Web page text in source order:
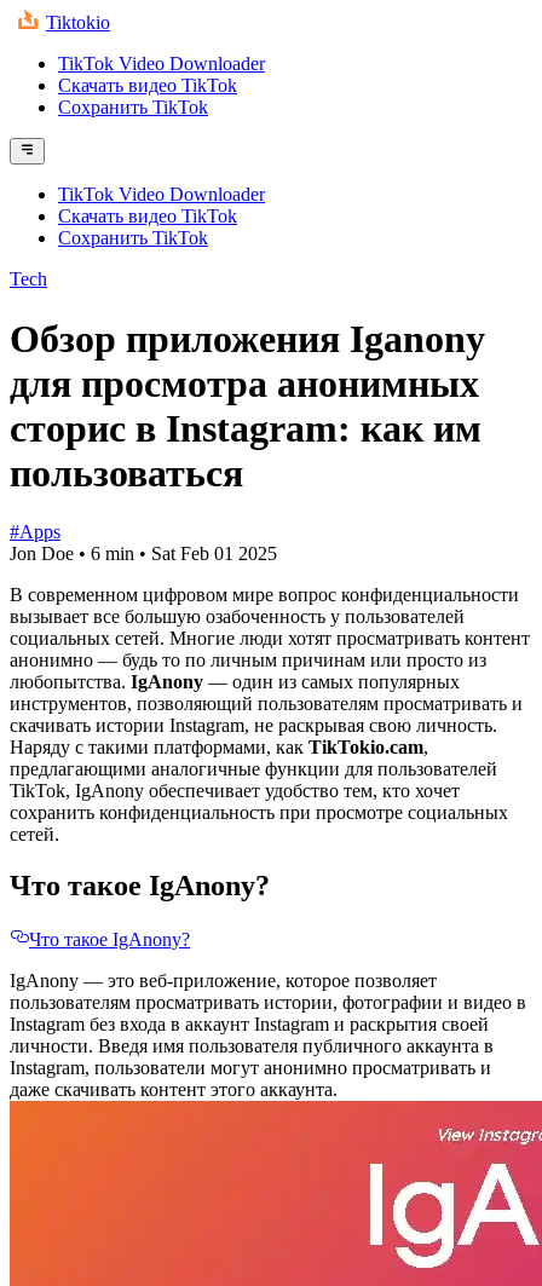
Tiktokio
TikTok Video Downloader
Скачать видео TikTok
Сохранить TikTok
TikTok Video Downloader
Скачать видео TikTok
Сохранить TikTok
Tech
Обзор приложения Iganony
для просмотра анонимных
сторис в Instagram: как им
пользоваться
#Apps
Jon Doe • 6 min • Sat Feb 01 2025
В современном цифровом мире вопрос конфиденциальности
вызывает все большую озабоченность у пользователей
социальных сетей. Многие люди хотят просматривать контент
анонимно — будь то по личным причинам или просто из
любопытства. IgAnony — один из самых популярных
инструментов, позволяющий пользователям просматривать и
скачивать истории Instagram, не раскрывая свою личность.
Наряду с такими платформами, как TikTokio.cam,
предлагающими аналогичные функции для пользователей
TikTok, IgAnony обеспечивает удобство тем, кто хочет
сохранить конфиденциальность при просмотре социальных
сетей.
Что такое IgAnony?
Что такое IgAnony?
IgAnony — это веб-приложение, которое позволяет
пользователям просматривать истории, фотографии и видео в
Instagram без входа в аккаунт Instagram и раскрытия своей
личности. Введя имя пользователя публичного аккаунта в
Instagram, пользователи могут анонимно просматривать и
даже скачивать контент этого аккаунта.